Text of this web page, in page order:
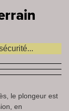
le plongeur est
en